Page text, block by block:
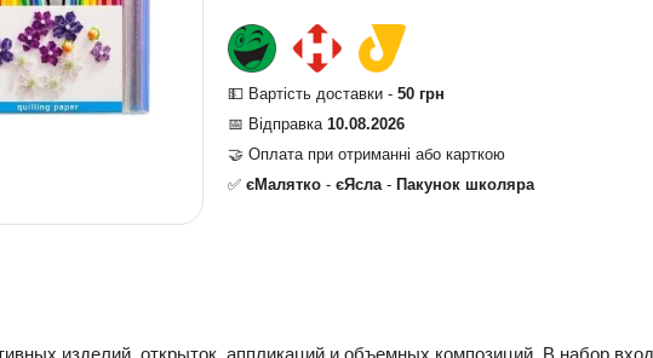
💵 Вартість доставки - 50 грн
📅 Відправка 10.08.2026
🤝 Оплата при отриманні або карткою
✅ єМалятко - єЯсла- Пакунок школяра
изделий, открыток, аппликаций и объемных композиций. В набор